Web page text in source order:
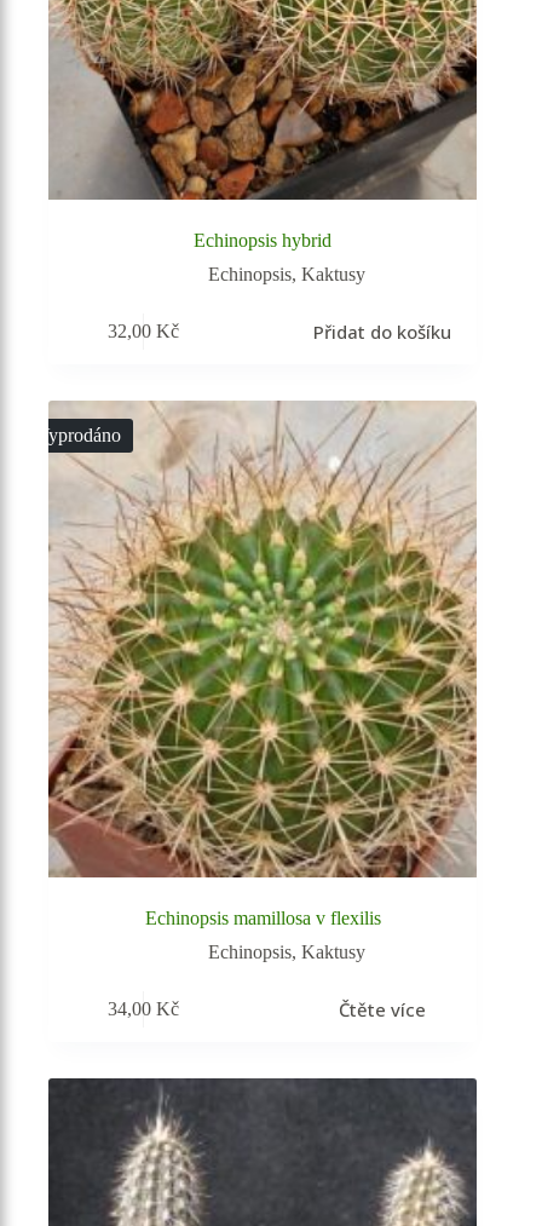
Echinopsis hybrid
Echinopsis,Kaktusy
32,00Kč Přidat do košíku
Vyprodáno
Echinopsis mamillosa v flexilis
Echinopsis,Kaktusy
34,00Kč Čtěte více